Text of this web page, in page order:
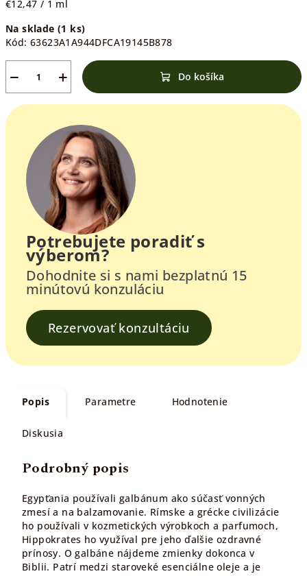
Jednotková
€12,47 / 1 ml
Na sklade(1 ks)
Kód: 63623A1A944DFCA19145B878
+
− Do košíka
Potrebujete poradiť s
výberom?
Dohodnite si s nami bezplatnú 15
minútovú konzuláciu
Rezervovať konzultáciu
Popis Parametre Hodnotenie
Diskusia
Podrobný popis
Egypťania používali galbánum ako súčasť vonných
zmesí a na balzamovanie. Rímske a grécke civilizácie
ho používali v kozmetických výrobkoch a parfumoch,
Hippokrates ho využíval pre jeho ďalšie ozdravné
prínosy. O galbáne nájdeme zmienky dokonca v
Biblii. Patrí medzi staroveké esenciálne oleje a je